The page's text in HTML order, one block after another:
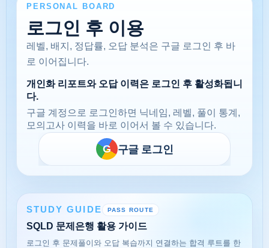
PERSONAL BOARD
로그인 후 이용
레벨, 배지, 정답률, 오답 분석은 구글 로그인 후 바
로 이어집니다.
개인화 리포트와 오답 이력은 로그인 후 활성화됩니
다.
구글 계정으로 로그인하면 닉네임, 레벨, 풀이 통계,
모의고사 이력을 바로 이어서 볼 수 있습니다.
G 구글 로그인
Sign in with Google
STUDY GUIDE PASS ROUTE
SQLD 문제은행 활용 가이드
로그인 후 문제풀이와 오답 복습까지 연결하는 합격 루트를 한